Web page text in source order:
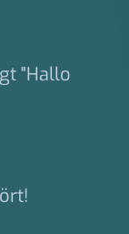
"Hallo